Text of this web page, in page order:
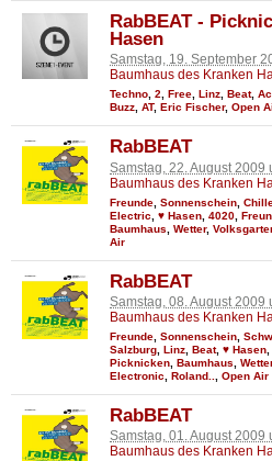
RabBEAT -
Hasen
Samstag, 19. September
Baumhaus des Kranken
Techno, 2, Free, Linz, Beat,
Buzz, AT, Eric Fischer, Open
RabBEAT
Samstag, 22. August 2009
Baumhaus des Kranken
Freunde Sonnenschein
Electric
♥ Hasen 4020
Baumhaus
Wetter,
Air
RabBEAT
Samstag, 08. August 2009
Baumhaus des Kranken
Freunde Sonnenschein
Salzburg Linz Beat, ♥ Hasen
Picknicken Baumhaus Wetter
Electronic
Roland.. Open Air
RabBEAT
Samstag, 01. August 2009
Baumhaus des Kranken